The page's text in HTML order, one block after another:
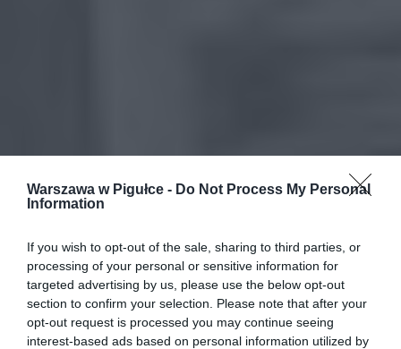
Warszawa w Pigułce - Do Not Process My Personal
Information
If you wish to opt-out of the sale, sharing to third parties, or
processing of your personal or sensitive information for
targeted advertising by us, please use the below opt-out
section to confirm your selection. Please note that after your
opt-out request is processed you may continue seeing
interest-based ads based on personal information utilized by